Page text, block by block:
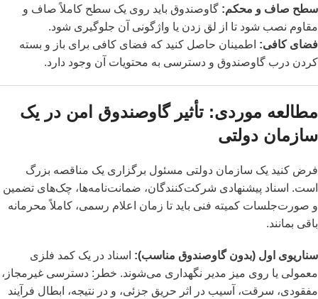
سطح صاف و محکم: گاوصندوق باید روی یک سطح کاملاً صاف و
مقاوم نصب شود تا از لق زدن یا واژگونی آن جلوگیری شود.
فضای کافی: اطمینان حاصل کنید که فضای کافی برای باز و بسته
کردن درب گاوصندوق و دسترسی به محتویات آن وجود دارد.
مطالعه موردی: تأثیر گاوصندوق امن در یک
سازمان دولتی
فرض کنید یک سازمان دولتی مسئول برگزاری یک مناقصه بزرگ
است. اسناد پیشنهادی شرکت‌کنندگان، ضمانت‌نامه‌ها، چک‌های تضمین
و صورت‌جلسات کمیته فنی باید تا زمان اعلام رسمی، کاملاً محرمانه
باقی بمانند.
سناریوی اول (بدون گاوصندوق مناسب): اسناد در یک کمد فلزی
معمولی یا روی میز مدیر نگهداری می‌شوند. خطر: دسترسی غیرمجاز،
مفقودی، سرقت، آسیب در اثر حریق جزئی، و در نتیجه، ابطال فرآیند